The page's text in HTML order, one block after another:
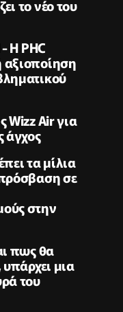
το νέο του
Η PHC
Wizz Air για
άγχος
τα μίλια
σε
στην
πως θα
μια
του